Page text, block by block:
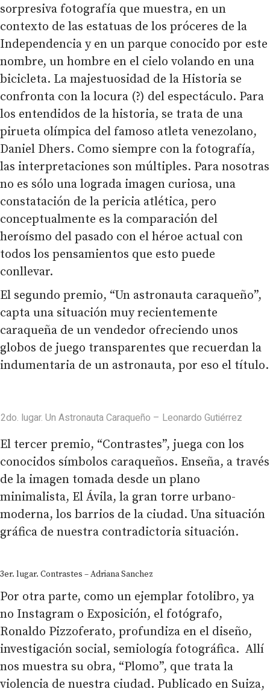
sorpresiva fotografía que muestra, en un
contexto de las estatuas de los próceres de la
Independencia y en un parque conocido por este
nombre, un hombre en el cielo volando en una
bicicleta. La majestuosidad de la Historia se
confronta con la locura (?) del espectáculo. Para
los entendidos de la historia, se trata de una
pirueta olímpica del famoso atleta venezolano,
Daniel Dhers. Como siempre con la fotografía,
las interpretaciones son múltiples. Para nosotras
no es sólo una lograda imagen curiosa, una
constatación de la pericia atlética, pero
conceptualmente es la comparación del
heroísmo del pasado con el héroe actual con
todos los pensamientos que esto puede
conllevar.
El segundo premio, “Un astronauta caraqueño”,
capta una situación muy recientemente
caraqueña de un vendedor ofreciendo unos
globos de juego transparentes que recuerdan la
indumentaria de un astronauta, por eso el título.
2do. lugar. Un Astronauta Caraqueño – Leonardo Gutiérrez
El tercer premio, “Contrastes”, juega con los
conocidos símbolos caraqueños. Enseña, a través
de la imagen tomada desde un plano
minimalista, El Ávila, la gran torre urbano-
moderna, los barrios de la ciudad. Una situación
gráfica de nuestra contradictoria situación.
3er. lugar. Contrastes – Adriana Sanchez
Por otra parte, como un ejemplar fotolibro, ya
no Instagram o Exposición, el fotógrafo,
Ronaldo Pizzoferato, profundiza en el diseño,
investigación social, semiología fotográfica. Allí
nos muestra su obra, “Plomo”, que trata la
violencia de nuestra ciudad. Publicado en Suiza,